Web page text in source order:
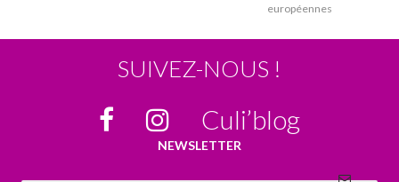
européennes
SUIVEZ-NOUS !
Culi’blog
NEWSLETTER